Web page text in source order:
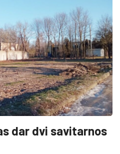
dar dvi savitarnos